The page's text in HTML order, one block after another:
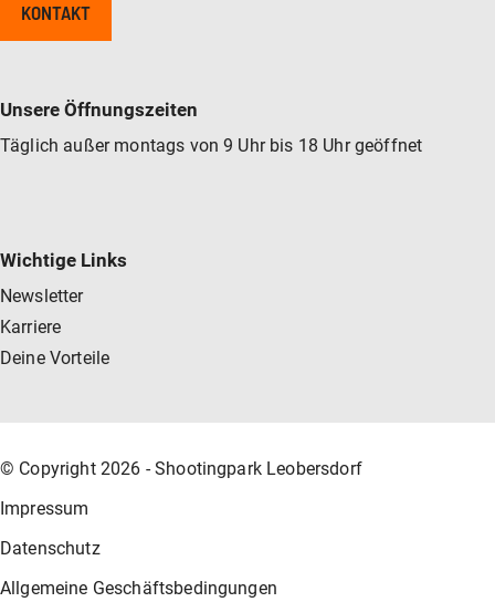
KONTAKT
Unsere Öffnungszeiten
Täglich außer montags von 9 Uhr bis 18 Uhr geöffnet
Wichtige Links
Newsletter
Karriere
Deine Vorteile
© Copyright 2026 - Shootingpark Leobersdorf
Impressum
Datenschutz
Allgemeine Geschäftsbedingungen